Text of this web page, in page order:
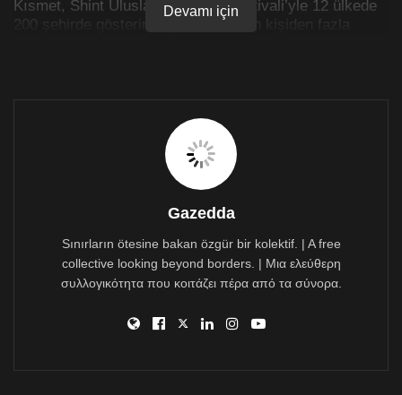
Kısmet, Shint Uluslararası Film Festivali’yle 12 ülkede
200 şehirde gösterime girdi ve 35 bin kişiden fazla
Devamı için
Gazedda
Sınırların ötesine bakan özgür bir kolektif. | A free
collective looking beyond borders. | Μια ελεύθερη
συλλογικότητα που κοιτάζει πέρα από τα σύνορα.